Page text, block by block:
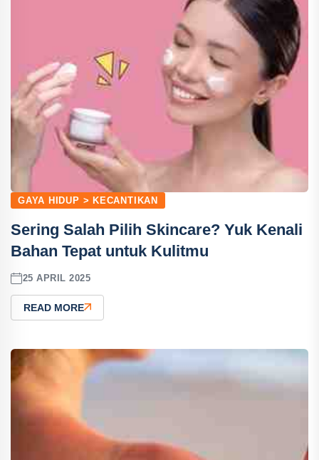
GAYA HIDUP > KECANTIKAN
Sering Salah Pilih Skincare? Yuk Kenali
Bahan Tepat untuk Kulitmu
25 APRIL 2025
READ MORE